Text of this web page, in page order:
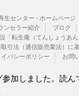
生センター - ホームページ
ンセラー紹介
ブログ
「転生庵（てんしょうあん
引法（通信販売業法）に
イバシーポリシー
お問
加しました。読ん